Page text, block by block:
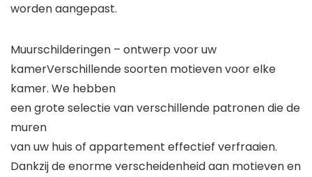
worden aangepast.
Muurschilderingen – ontwerp voor uw
kamerVerschillende soorten motieven voor elke
kamer. We hebben
een grote selectie van verschillende patronen die de
muren
van uw huis of appartement effectief verfraaien.
Dankzij de enorme verscheidenheid aan motieven en